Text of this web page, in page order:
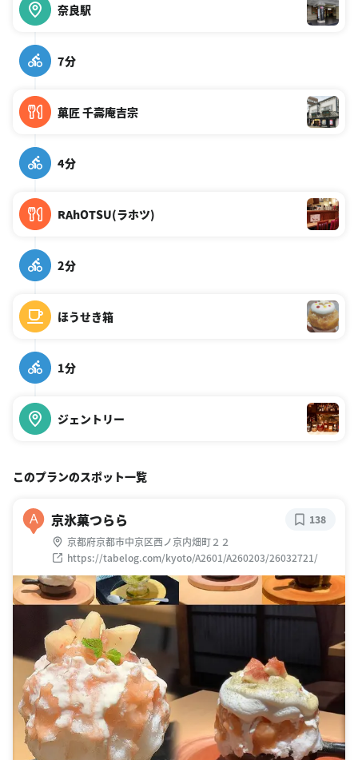
奈良駅
7分
菓匠 千壽庵吉宗
4分
RAhOTSU(ラホツ)
2分
ほうせき箱
1分
ジェントリー
このプランのスポット一覧
A 京氷菓つらら
京都府京都市中京区西ノ京内畑町２２
https://tabelog.com/kyoto/A2601/A260203/26032721/
138